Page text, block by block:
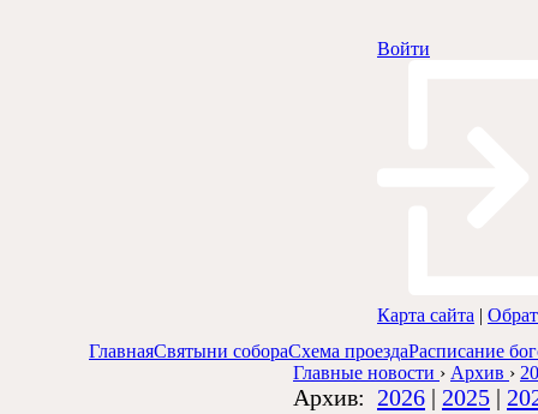
Войти
Карта сайта |
ГлавнаяСвятыни собораСхема проездаРасписание
Главные новости › Архив ›
Архив: 2026 | 2025 |